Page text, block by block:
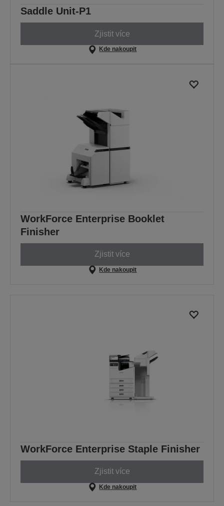
Saddle Unit-P1
Zjistit více
Kde nakoupit
WorkForce Enterprise Booklet
Finisher
Zjistit více
Kde nakoupit
WorkForce Enterprise Staple Finisher
Zjistit více
Kde nakoupit